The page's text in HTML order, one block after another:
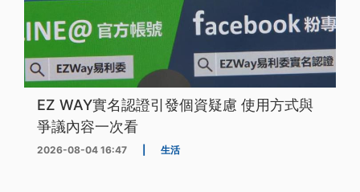
EZ WAY實名認證引發個資疑慮 使用方式與
爭議內容一次看
2026-08-04 16:47 生活